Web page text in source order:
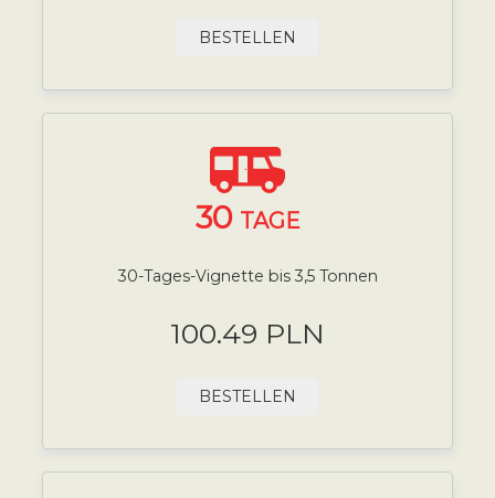
BESTELLEN
30 TAGE
30-Tages-Vignette bis 3,5 Tonnen
100.49 PLN
BESTELLEN